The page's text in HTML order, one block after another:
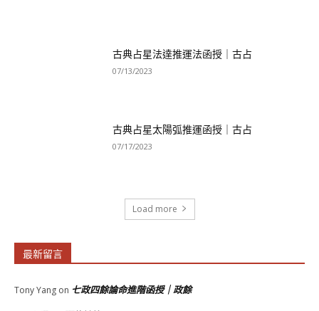
古典占星法達推運法函授｜古占
07/13/2023
古典占星太陽弧推運函授｜古占
07/17/2023
Load more
最新留言
Tony Yang on 七政四餘論命進階函授｜政餘